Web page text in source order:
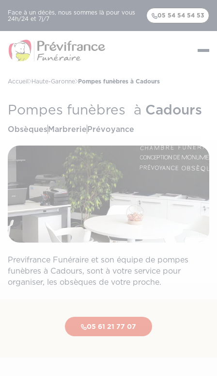
Face à un décès, nous sommes là pour vous
24h/24 et 7j/7
05 54 54 54 53
Accueil Haute-Garonne Pompes funèbres à Cadours
Pompes funèbres à Cadours
ObsèquesMarbreriePrévoyance
Previfrance Funéraire et son équipe de pompes
funèbres à Cadours, sont à votre service pour
organiser, les obsèques de votre proche.
05 61 21 77 07